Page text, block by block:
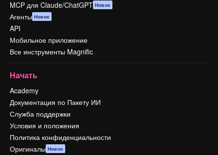
MCP для Claude/ChatGPT Новое
Агенты Новое
API
Мобильное приложение
Все инструменты Magnific
Начать
Academy
Документация по Пакету ИИ
Служба поддержки
Условия и положения
Политика конфиденциальности
Оригиналы Новое